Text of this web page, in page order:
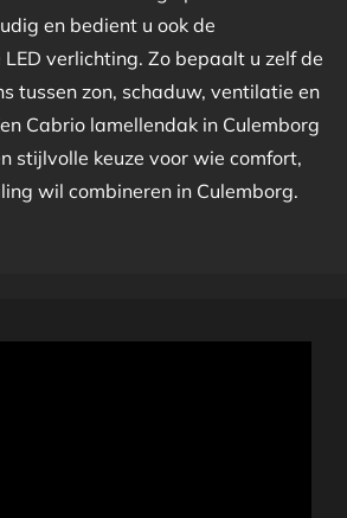
en bedient u ook de
verlichting. Zo bepaalt u zelf de
tussen zon, schaduw, ventilatie en
Cabrio lamellendak in Culemborg
stijlvolle keuze voor wie comfort,
wil combineren in Culemborg.